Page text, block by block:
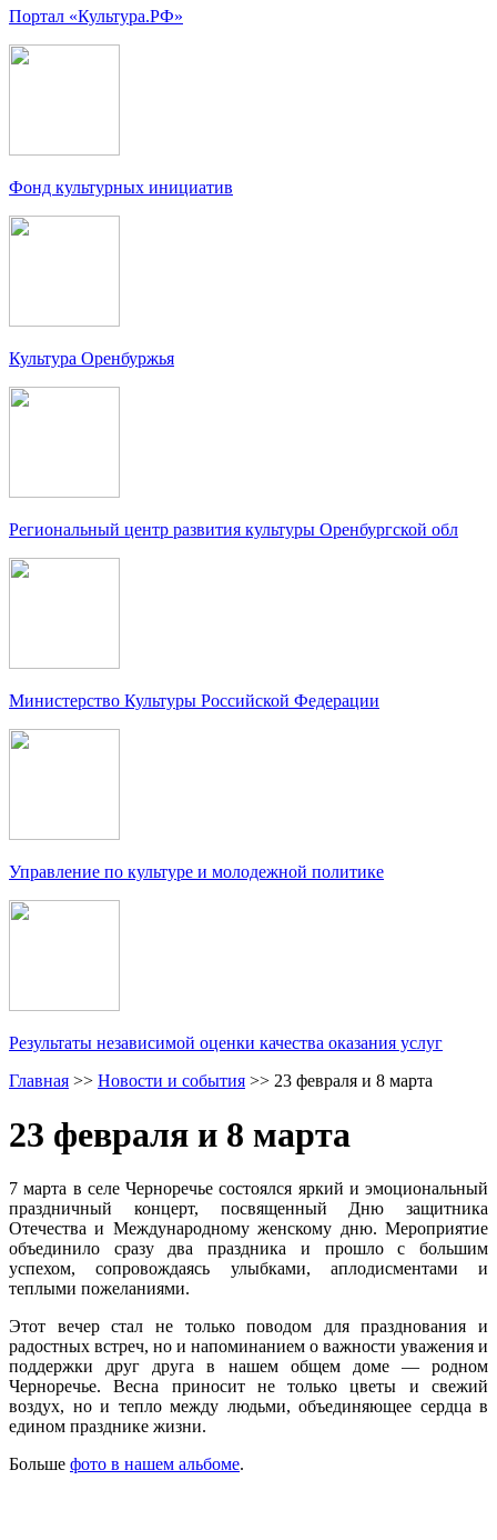
Портал «Культура.РФ»
Фонд культурных инициатив
Культура Оренбуржья
Региональный центр развития культуры Оренбургской обл
Министерство Культуры Российской Федерации
Управление по культуре и молодежной политике
Результаты независимой оценки качества оказания услуг
Главная >> Новости и события >> 23 февраля и 8 марта
23 февраля и 8 марта
7 марта в селе Черноречье состоялся яркий и эмоциональный
праздничный концерт, посвященный Дню защитника
Отечества и Международному женскому дню. Мероприятие
объединило сразу два праздника и прошло с большим
успехом, сопровождаясь улыбками, аплодисментами и
теплыми пожеланиями.
Этот вечер стал не только поводом для празднования и
радостных встреч, но и напоминанием о важности уважения и
поддержки друг друга в нашем общем доме — родном
Черноречье. Весна приносит не только цветы и свежий
воздух, но и тепло между людьми, объединяющее сердца в
едином празднике жизни.
Больше фото в нашем альбоме.